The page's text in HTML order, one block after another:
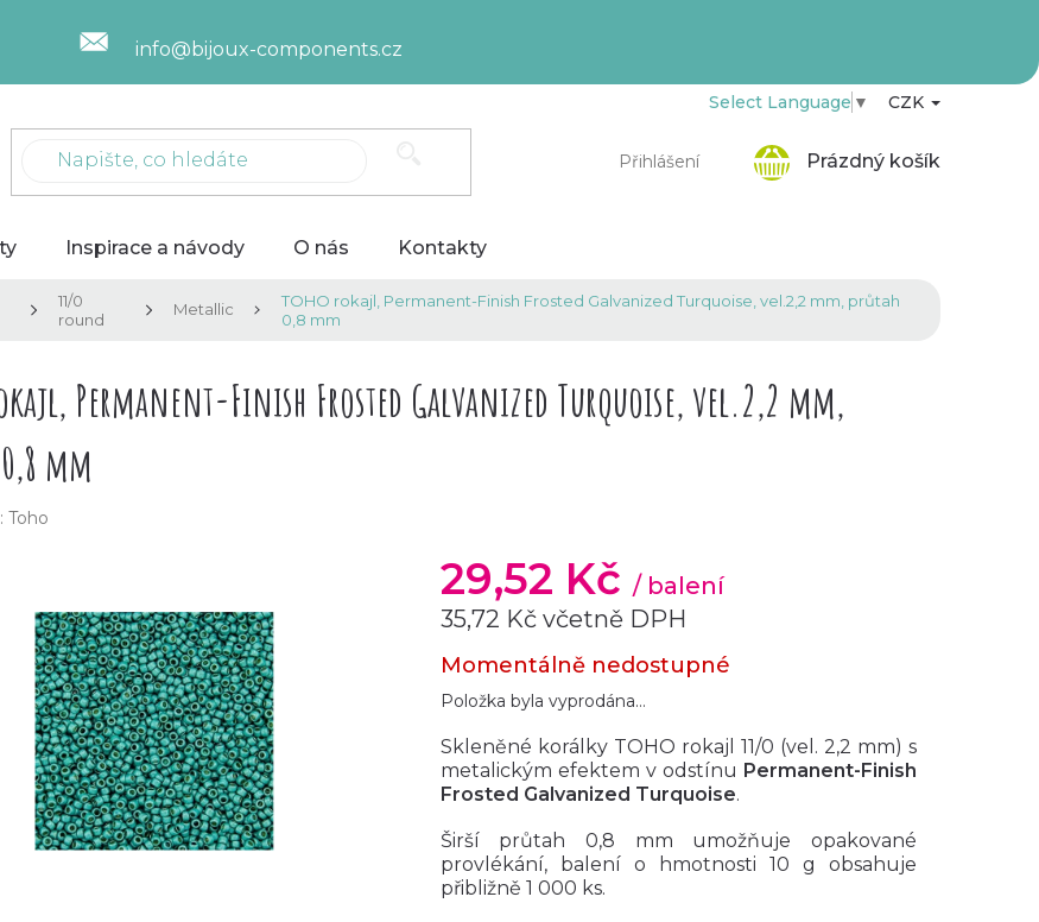
info@bijoux-components.cz
Přihlášení
Select Language ▼ CZK
Prázdný košík
Inspirace a návody O nás Kontakty
11/0
round
Metallic
TOHO rokajl, Permanent-Finish Frosted Galvanized Turquoise, vel.2,2 mm, průtah
0,8 mm
Permanent-Finish Frosted Galvanized Turquoise, vel.2,2 mm,
mm
Toho
29,52 Kč / balení
35,72 Kč včetně DPH
Měrná
cena:
Momentálně nedostupné
Položka byla vyprodána…
Skleněné korálky TOHO rokajl 11/0 (vel. 2,2 mm) s
metalickým efektem v odstínu Permanent-Finish
Frosted Galvanized Turquoise.
Širší průtah 0,8 mm umožňuje opakované
provlékání, balení o hmotnosti 10 g obsahuje
přibližně 1 000 ks.